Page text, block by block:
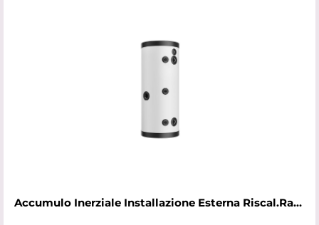
Accumulo Inerziale Installazione Esterna Riscal.Raffr.CKZ 50 H